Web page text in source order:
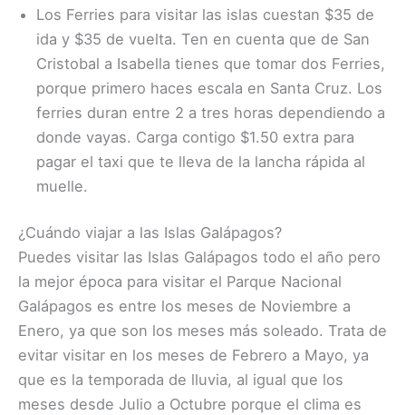
Los Ferries para visitar las islas cuestan $35 de
ida y $35 de vuelta. Ten en cuenta que de San
Cristobal a Isabella tienes que tomar dos Ferries,
porque primero haces escala en Santa Cruz. Los
ferries duran entre 2 a tres horas dependiendo a
donde vayas. Carga contigo $1.50 extra para
pagar el taxi que te lleva de la lancha rápida al
muelle.
¿Cuándo viajar a las Islas Galápagos?
Puedes visitar las Islas Galápagos todo el año pero
la mejor época para visitar el Parque Nacional
Galápagos es entre los meses de Noviembre a
Enero, ya que son los meses más soleado. Trata de
evitar visitar en los meses de Febrero a Mayo, ya
que es la temporada de lluvia, al igual que los
meses desde Julio a Octubre porque el clima es